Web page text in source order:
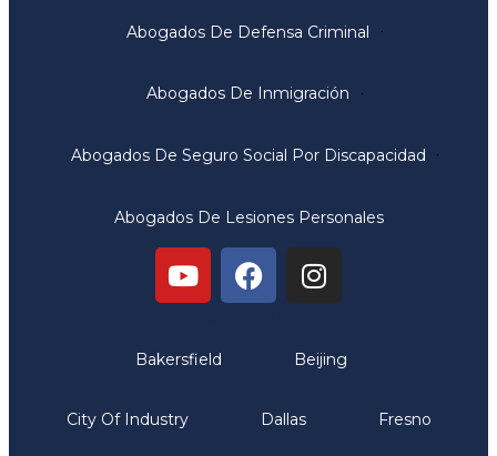
Abogados De Defensa Criminal
Abogados De Inmigración
Abogados De Seguro Social Por Discapacidad
Abogados De Lesiones Personales
Bakersfield Beijing
City Of Industry Dallas Fresno